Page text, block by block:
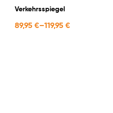
Verkehrsspiegel
89,95 €–119,95 €